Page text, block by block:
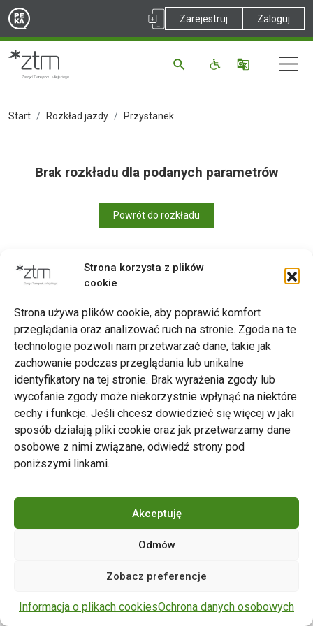
Strona korzysta z plików
cookie
Strona używa plików cookie, aby poprawić komfort
przeglądania oraz analizować ruch na stronie. Zgoda na te
technologie pozwoli nam przetwarzać dane, takie jak
zachowanie podczas przeglądania lub unikalne
identyfikatory na tej stronie. Brak wyrażenia zgody lub
wycofanie zgody może niekorzystnie wpłynąć na niektóre
cechy i funkcje. Jeśli chcesz dowiedzieć się więcej w jaki
sposób działają pliki cookie oraz jak przetwarzamy dane
osobowe z nimi związane, odwiedź strony pod
poniższymi linkami.
Akceptuję
Odmów
Zobacz preferencje
Informacja o plikach cookiesOchrona danych osobowych
Zarejestruj Zaloguj
Start Rozkład jazdy Przystanek
Brak rozkładu dla podanych parametrów
Powrót do rozkładu
Zarząd Transportu Miejskiego w Poznaniu
Napisz do nas
tel. 61 646 33 44
ul. Matejki 59, 60-770 Poznań
zastrzeżone.